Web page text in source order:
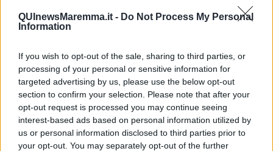
QUInewsMaremma.it - Do Not Process My Personal
Information
If you wish to opt-out of the sale, sharing to third parties, or
processing of your personal or sensitive information for
targeted advertising by us, please use the below opt-out
section to confirm your selection. Please note that after your
opt-out request is processed you may continue seeing
interest-based ads based on personal information utilized by
us or personal information disclosed to third parties prior to
your opt-out. You may separately opt-out of the further
Erdogan continua a sfidare l'Occidente
Libano, collasso economico e guerra civile
L'AUKUS e il Quad
Biden, primo presidente USA non in guerra
Papa Bergoglio vedrà Viktor Orbán
Bennet, un giorno in attesa di Biden
Il ritorno dei talebani
​La lenta agonia del Libano
Sudafrica, è allarme alimentare
Usa di nuovo al centro della geopolitica internazionale